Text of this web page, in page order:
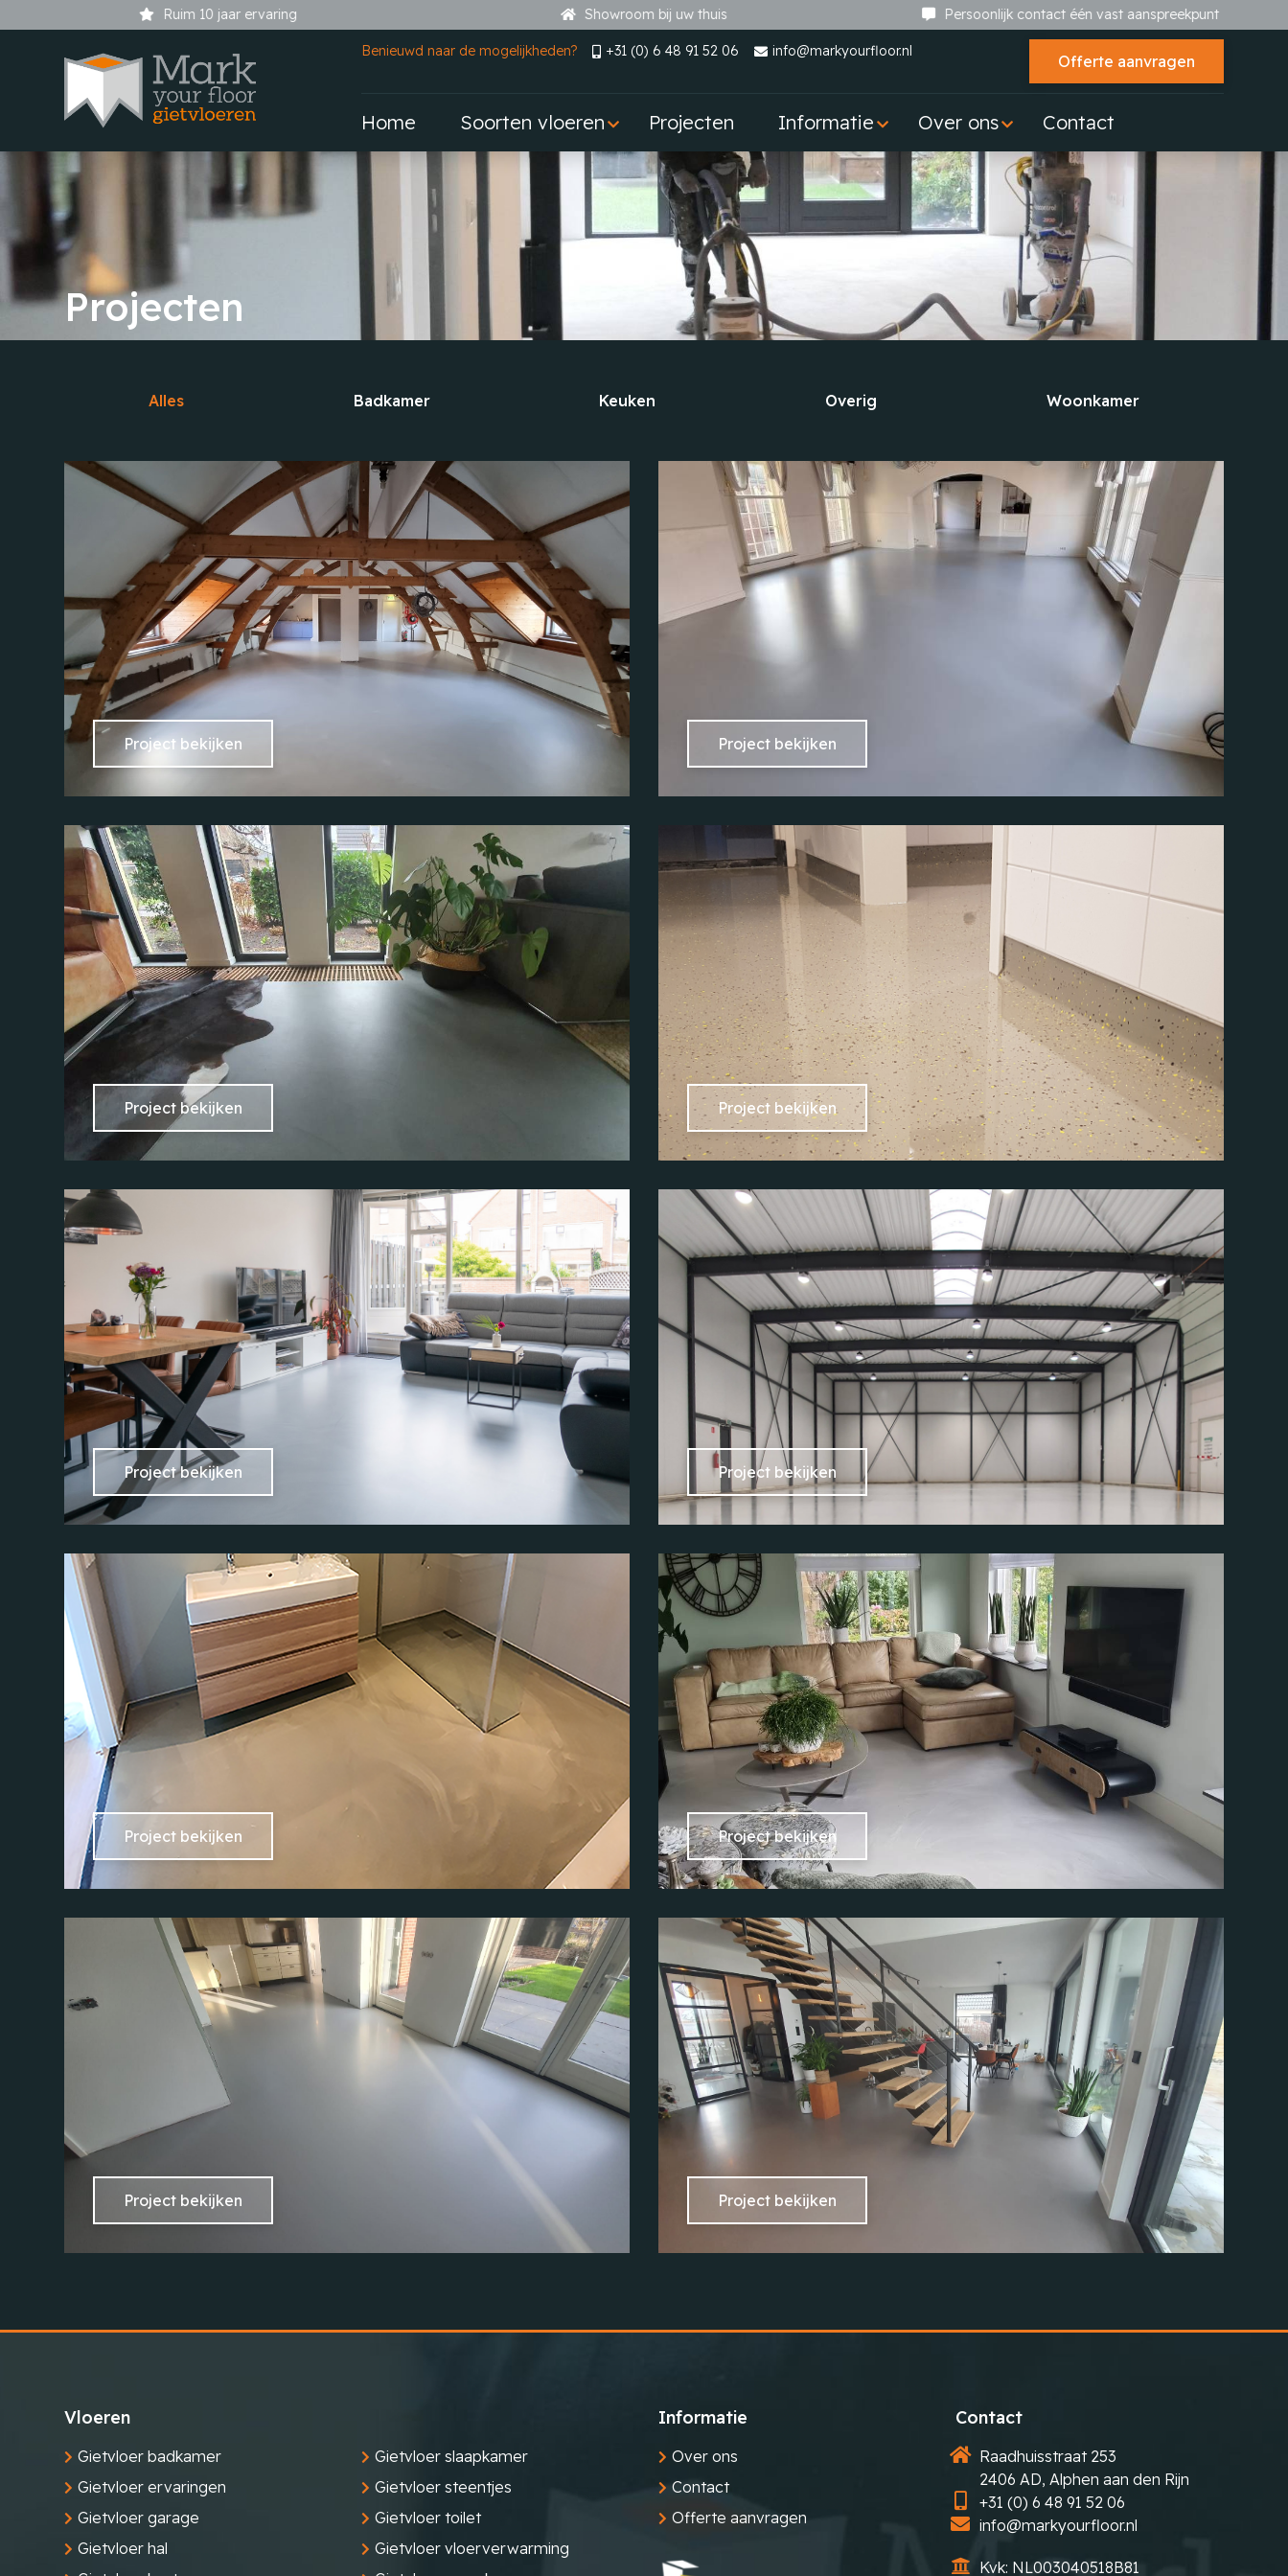
Ruim 10 jaar ervaring Showroom bij uw thuis Persoonlijk contact één vast aanspreekpunt
Benieuwd naar de mogelijkheden? +31 (0) 6 48 91 52 06 info@markyourfloor.nl
Offerte aanvragen
Home Soorten vloeren Projecten Informatie Over ons Contact
Projecten
Alles Badkamer Keuken Overig Woonkamer
Project bekijken Project bekijken
Project bekijken Project bekijken
Project bekijken Project bekijken
Project bekijken Project bekijken
Project bekijken Project bekijken
Vloeren
Gietvloer badkamer
Gietvloer ervaringen
Gietvloer garage
Gietvloer hal
Gietvloer slaapkamer
Gietvloer steentjes
Gietvloer toilet
Gietvloer vloerverwarming
Informatie
Over ons
Contact
Offerte aanvragen
Contact
Raadhuisstraat 253
2406 AD, Alphen aan den Rijn
+31 (0) 6 48 91 52 06
info@markyourfloor.nl
Kvk: NL003040518B81